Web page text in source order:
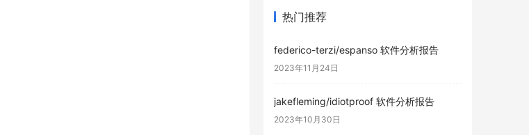
热门推荐
federico-terzi/espanso 软件分析报告
2023年11月24日
jakefleming/idiotproof 软件分析报告
2023年10月30日